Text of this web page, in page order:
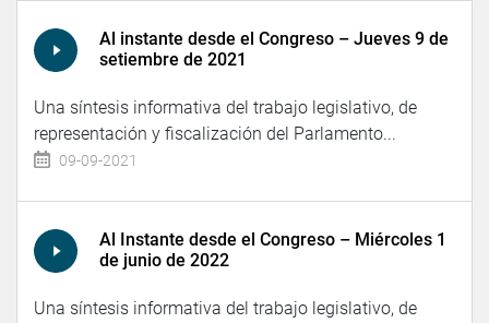
Al instante desde el Congreso – Jueves 9 de
setiembre de 2021
Una síntesis informativa del trabajo legislativo, de
representación y fiscalización del Parlamento...
09-09-2021
Al Instante desde el Congreso – Miércoles 1
de junio de 2022
Una síntesis informativa del trabajo legislativo, de